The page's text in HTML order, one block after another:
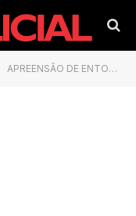
APREENSÃO DE ENTORPECENTES